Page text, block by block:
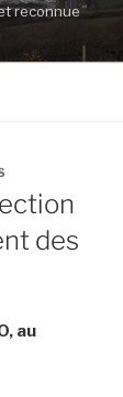
reconnue
des
au